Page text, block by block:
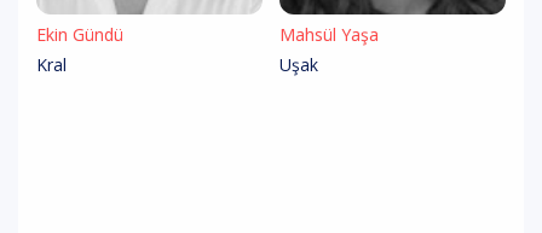
Ekin Gündü
Kral
Mahsül Yaşa
Uşak